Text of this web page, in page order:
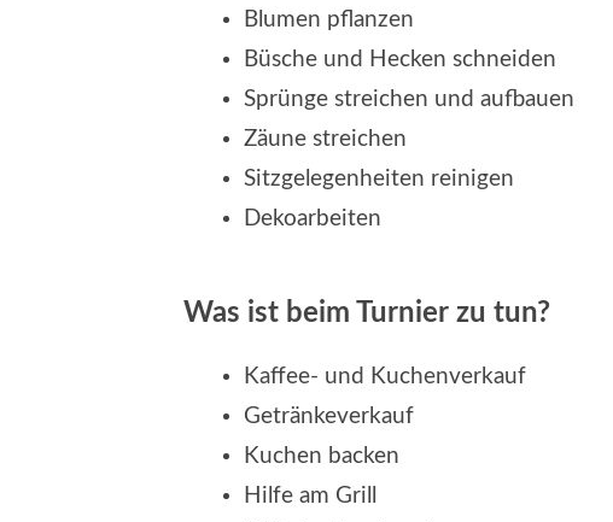
Blumen pflanzen
Büsche und Hecken schneiden
Sprünge streichen und aufbauen
Zäune streichen
Sitzgelegenheiten reinigen
Dekoarbeiten
Was ist beim Turnier zu tun?
Kaffee- und Kuchenverkauf
Getränkeverkauf
Kuchen backen
Hilfe am Grill